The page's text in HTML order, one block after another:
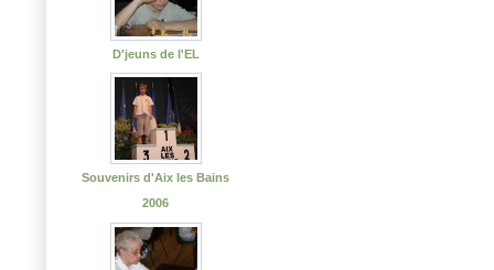
D'jeuns de l'EL
Souvenirs d'Aix les Bains
2006